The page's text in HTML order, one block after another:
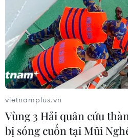
TIN LIÊN QUAN
vietnamplus.vn
Vùng 3 Hải quân cứu
bị sóng cuốn tại Mũi